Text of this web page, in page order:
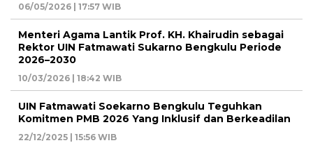
06/05/2026 | 17:57 WIB
Menteri Agama Lantik Prof. KH. Khairudin sebagai
Rektor UIN Fatmawati Sukarno Bengkulu Periode
2026–2030
10/03/2026 | 18:42 WIB
UIN Fatmawati Soekarno Bengkulu Teguhkan
Komitmen PMB 2026 Yang Inklusif dan Berkeadilan
22/12/2025 | 15:56 WIB